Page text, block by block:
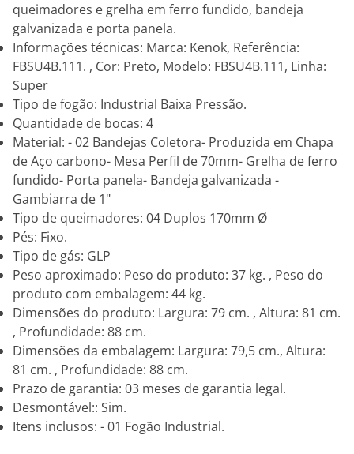
queimadores e grelha em ferro fundido, bandeja
galvanizada e porta panela.
Informações técnicas: Marca: Kenok, Referência:
FBSU4B.111. , Cor: Preto, Modelo: FBSU4B.111, Linha:
Super
Tipo de fogão: Industrial Baixa Pressão.
Quantidade de bocas: 4
Material: - 02 Bandejas Coletora- Produzida em Chapa
de Aço carbono- Mesa Perfil de 70mm- Grelha de ferro
fundido- Porta panela- Bandeja galvanizada -
Gambiarra de 1"
Tipo de queimadores: 04 Duplos 170mm Ø
Pés: Fixo.
Tipo de gás: GLP
Peso aproximado: Peso do produto: 37 kg. , Peso do
produto com embalagem: 44 kg.
Dimensões do produto: Largura: 79 cm. , Altura: 81 cm.
, Profundidade: 88 cm.
Dimensões da embalagem: Largura: 79,5 cm., Altura:
81 cm. , Profundidade: 88 cm.
Prazo de garantia: 03 meses de garantia legal.
Desmontável:: Sim.
Itens inclusos: - 01 Fogão Industrial.